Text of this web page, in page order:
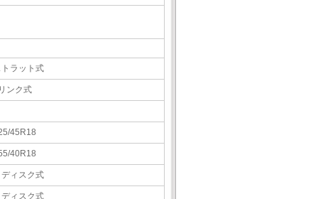
ラット式
ンク式
45R18
40R18
ィスク式
ィスク式